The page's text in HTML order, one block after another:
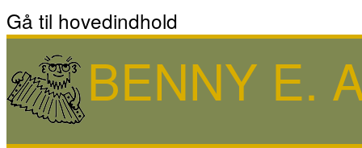
Gå til hovedindhold
BENNY E.